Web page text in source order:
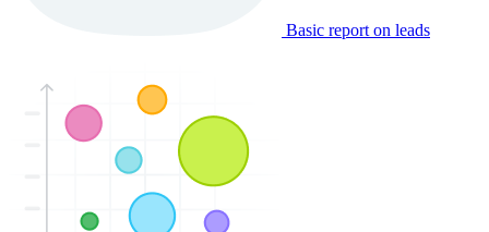
Basic report on leads